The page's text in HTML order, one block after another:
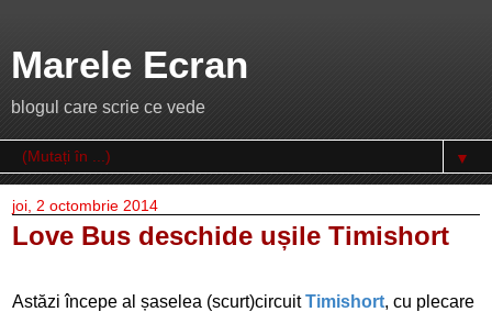
Marele Ecran
blogul care scrie ce vede
▼
joi, 2 octombrie 2014
Love Bus deschide ușile Timishort
Astăzi începe al șaselea (scurt)circuitTimishort, cu plecare